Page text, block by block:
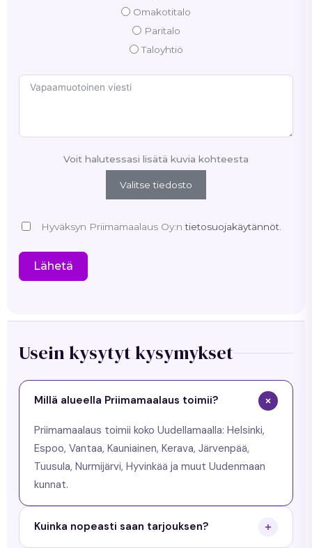
Omakotitalo
Paritalo
Taloyhtiö
Voit halutessasi lisätä kuvia kohteesta
Valitse tiedosto
Hyväksyn Priimamaalaus Oy:ntietosuojakäytännöt.
Lähetä
Usein kysytyt kysymykset
Millä alueella Priimamaalaus toimii?
Priimamaalaus toimii koko Uudellamaalla: Helsinki,
Espoo, Vantaa, Kauniainen, Kerava, Järvenpää,
Tuusula, Nurmijärvi, Hyvinkää ja muut Uudenmaan
kunnat.
Kuinka nopeasti saan tarjouksen?